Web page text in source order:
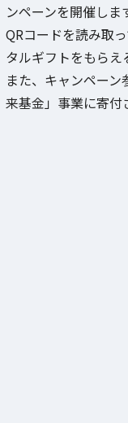
ンペーンを開催しま
QRコードを読み取
タルギフトをもらえ
また、キャンペー
来基金」事業に寄付